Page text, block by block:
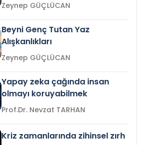
Zeynep GÜÇLÜCAN
Beyni Genç Tutan Yaz
Alışkanlıkları
Zeynep GÜÇLÜCAN
Yapay zeka çağında insan
olmayı koruyabilmek
Prof.Dr. Nevzat TARHAN
Kriz zamanlarında zihinsel zırh